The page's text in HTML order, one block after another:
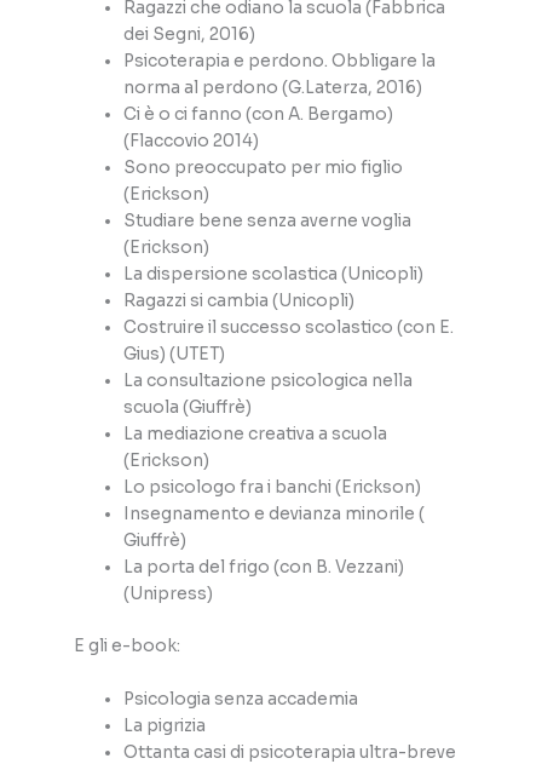
Ragazzi che odiano la scuola (Fabbrica
dei Segni, 2016)
Psicoterapia e perdono. Obbligare la
norma al perdono (G.Laterza, 2016)
Ci è o ci fanno (con A. Bergamo)
(Flaccovio 2014)
Sono preoccupato per mio figlio
(Erickson)
Studiare bene senza averne voglia
(Erickson)
La dispersione scolastica (Unicopli)
Ragazzi si cambia (Unicopli)
Costruire il successo scolastico (con E.
Gius) (UTET)
La consultazione psicologica nella
scuola (Giuffrè)
La mediazione creativa a scuola
(Erickson)
Lo psicologo fra i banchi (Erickson)
Insegnamento e devianza minorile (
Giuffrè)
La porta del frigo (con B. Vezzani)
(Unipress)
E gli e-book:
Psicologia senza accademia
La pigrizia
Ottanta casi di psicoterapia ultra-breve